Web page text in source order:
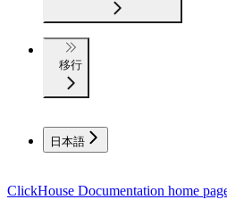
移行
日本語
ClickHouse Documentation home